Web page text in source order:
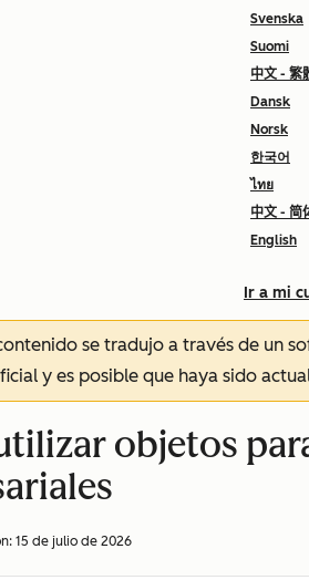
Svenska
Suomi
中文 - 繁
Dansk
Norsk
한국어
ไทย
中文 - 简
English
Ir a mi
se tradujo a través de un
y es posible que haya sido
objetos
15 de julio de 2026